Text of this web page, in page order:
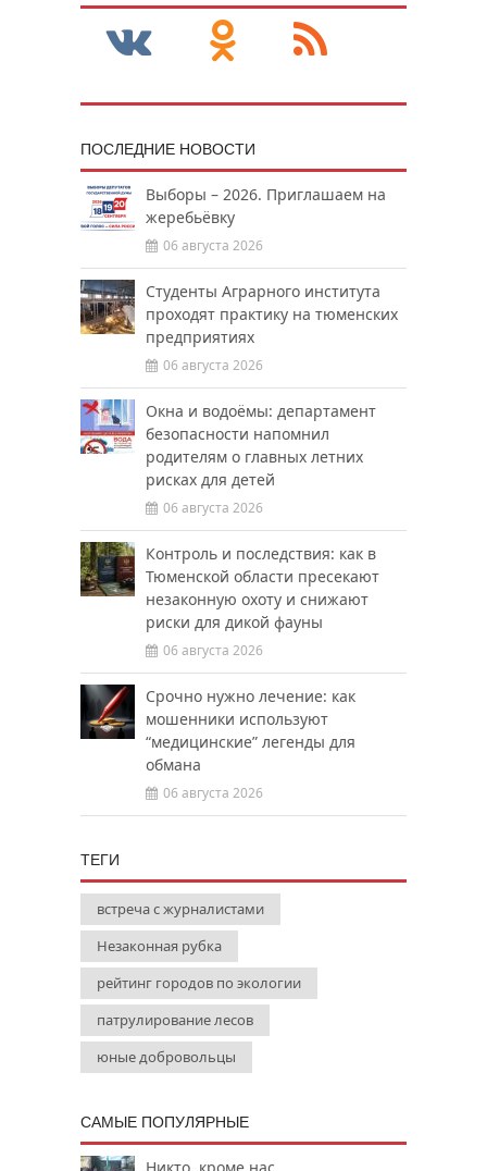
ПОСЛЕДНИЕ НОВОСТИ
Выборы – 2026. Приглашаем на
жеребьёвку
06 августа 2026
Студенты Аграрного института
проходят практику на тюменских
предприятиях
06 августа 2026
Окна и водоёмы: департамент
безопасности напомнил
родителям о главных летних
рисках для детей
06 августа 2026
Контроль и последствия: как в
Тюменской области пресекают
незаконную охоту и снижают
риски для дикой фауны
06 августа 2026
Срочно нужно лечение: как
мошенники используют
“медицинские” легенды для
обмана
06 августа 2026
ТЕГИ
встреча с журналистами
Незаконная рубка
рейтинг городов по экологии
патрулирование лесов
юные добровольцы
САМЫЕ ПОПУЛЯРНЫЕ